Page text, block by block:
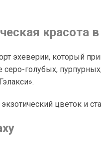
красота
эхеверии, который
голубых,
цветок и